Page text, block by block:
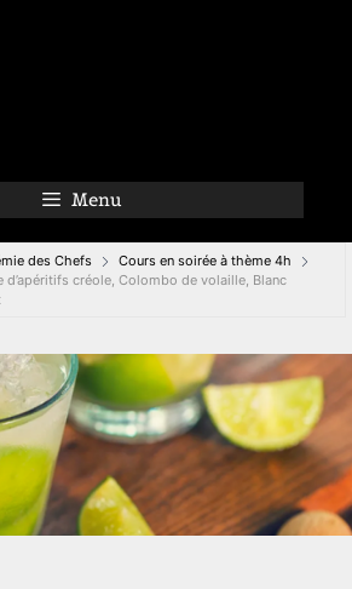
Menu
des Chefs
Cours en soirée à thème 4h
d’apéritifs créole, Colombo de volaille, Blanc